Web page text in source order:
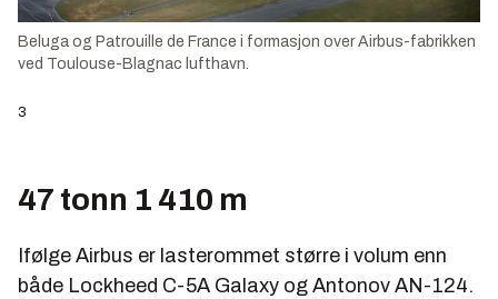
Beluga og Patrouille de France i formasjon over Airbus-fabrikken
ved Toulouse-Blagnac lufthavn.
3
47 tonn 1 410 m
Ifølge Airbus er lasterommet større i volum enn
både Lockheed C-5A Galaxy og Antonov AN-124.